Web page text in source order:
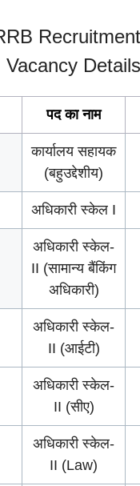
Vacancy Details
पद का नाम
कार्यालय सहायक
(बहुउद्देशीय)
अधिकारी स्केल I
अधिकारी स्केल-
II (सामान्य बैंकिंग
अधिकारी)
अधिकारी स्केल-
II (आईटी)
अधिकारी स्केल-
II (सीए)
अधिकारी स्केल-
II (Law)